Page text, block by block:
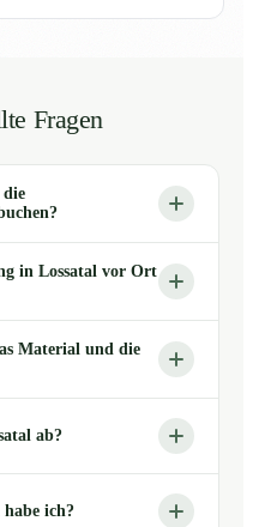
Fragen
die
in Lossatal vor Ort
Material und die
ab?
ich?